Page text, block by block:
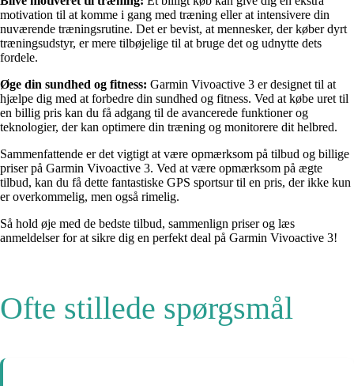
motivation til at komme i gang med træning eller at intensivere din
nuværende træningsrutine. Det er bevist, at mennesker, der køber dyrt
træningsudstyr, er mere tilbøjelige til at bruge det og udnytte dets
fordele.
Øge din sundhed og fitness: Garmin Vivoactive 3 er designet til at
hjælpe dig med at forbedre din sundhed og fitness. Ved at købe uret til
en billig pris kan du få adgang til de avancerede funktioner og
teknologier, der kan optimere din træning og monitorere dit helbred.
Sammenfattende er det vigtigt at være opmærksom på tilbud og billige
priser på Garmin Vivoactive 3. Ved at være opmærksom på ægte
tilbud, kan du få dette fantastiske GPS sportsur til en pris, der ikke kun
er overkommelig, men også rimelig.
Så hold øje med de bedste tilbud, sammenlign priser og læs
anmeldelser for at sikre dig en perfekt deal på Garmin Vivoactive 3!
Ofte stillede spørgsmål